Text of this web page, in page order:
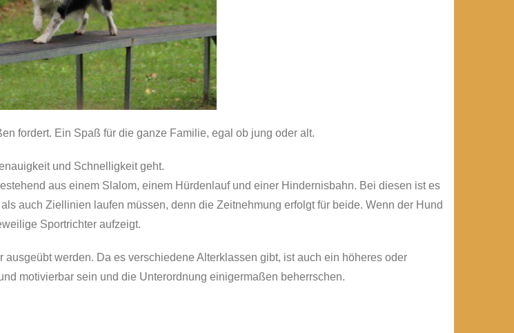
fordert. Ein Spaß für die ganze Familie, egal ob jung oder alt.
und Schnelligkeit geht.
aus einem Slalom, einem Hürdenlauf und einer Hindernisbahn. Bei diesen ist es
auch Ziellinien laufen müssen, denn die Zeitnehmung erfolgt für beide. Wenn der Hund
Sportrichter aufzeigt.
werden. Da es verschiedene Alterklassen gibt, ist auch ein höheres oder
motivierbar sein und die Unterordnung einigermaßen beherrschen.